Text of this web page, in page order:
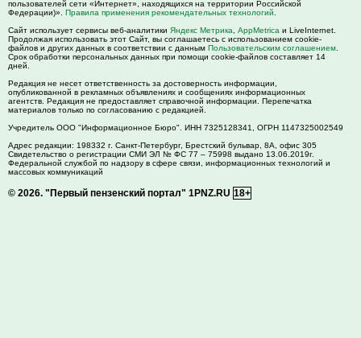
пользователей сети «Интернет», находящихся на территории Российской
Федерации)». Правила применения рекомендательных технологий
Сайт использует сервисы веб-аналитики Яндекс Метрика AppMetrica и LiveInternet.
Продолжая использовать этот Сайт, вы соглашаетесь с использованием cookie-
файлов и других данных в соответствии с данным Пользовательским соглашением
Срок обработки персональных данных при помощи cookie-файлов составляет 14
дней.
Редакция не несет ответственность за достоверность информации,
опубликованной в рекламных объявлениях и сообщениях информационных
агентств. Редакция не предоставляет справочной информации. Перепечатка
материалов только по согласованию с редакцией.
Учредитель ООО "Информационное Бюро". ИНН 7325128341, ОГРН 1147325002549
Адрес редакции: 198332 г. Санкт-Петербург, Брестский бульвар, 8А, офис 305
Свидетельство о регистрации СМИ ЭЛ № ФС 77 – 75998 выдано 13.06.2019г.
Федеральной службой по надзору в сфере связи, информационных технологий и
массовых коммуникаций
© 2026. "Первый пензенский портал" 1PNZ.RU 18+